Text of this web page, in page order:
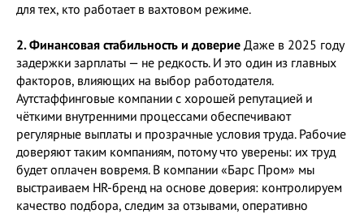
для тех, кто работает в вахтовом режиме.
2. Финансовая стабильность и доверие Даже в 2025 году
задержки зарплаты — не редкость. И это один из главных
факторов, влияющих на выбор работодателя.
Аутстаффинговые компании с хорошей репутацией и
чёткими внутренними процессами обеспечивают
регулярные выплаты и прозрачные условия труда. Рабочие
доверяют таким компаниям, потому что уверены: их труд
будет оплачен вовремя. В компании «Барс Пром» мы
выстраиваем HR-бренд на основе доверия: контролируем
качество подбора, следим за отзывами, оперативно